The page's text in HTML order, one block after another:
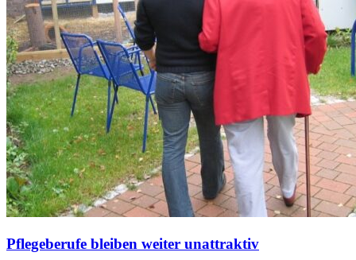
Pflegeberufe bleiben weiter unattraktiv